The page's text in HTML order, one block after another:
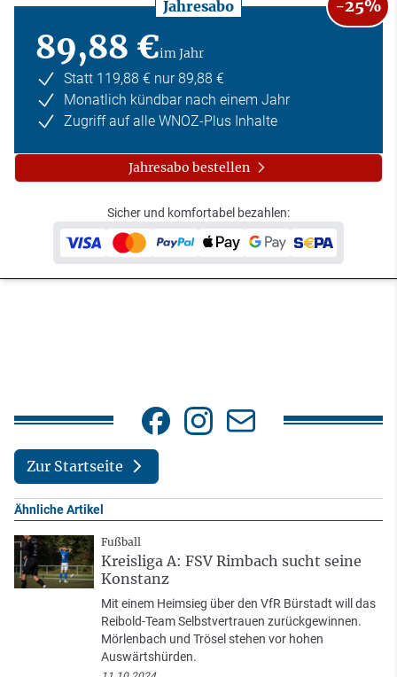
Jahresabo -25%
89,88 €im Jahr
Statt 119,88 € nur 89,88 €
Monatlich kündbar nach einem Jahr
Zugriff auf alle WNOZ-Plus Inhalte
Jahresabo bestellen
Sicher und komfortabel bezahlen:
Zur Startseite
Ähnliche Artikel
Fußball
Kreisliga A: FSV Rimbach sucht seine
Konstanz
Mit einem Heimsieg über den VfR Bürstadt will das
Reibold-Team Selbstvertrauen zurückgewinnen.
Mörlenbach und Trösel stehen vor hohen
Auswärtshürden.